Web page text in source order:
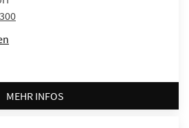
MEHR INFOS